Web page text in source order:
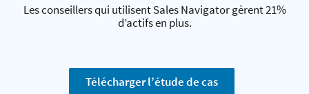
Les conseillers qui utilisent Sales Navigator gèrent 21%
d’actifs en plus.
Télécharger l’étude de cas